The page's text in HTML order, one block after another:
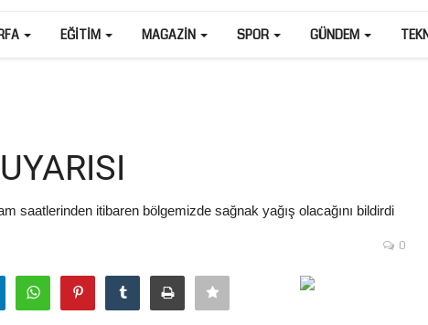
EĞITIM MAGAZIN SPOR GÜNDEM
saatlerinden itibaren bölgemizde sağnak yağış olacağını bildirdi
0